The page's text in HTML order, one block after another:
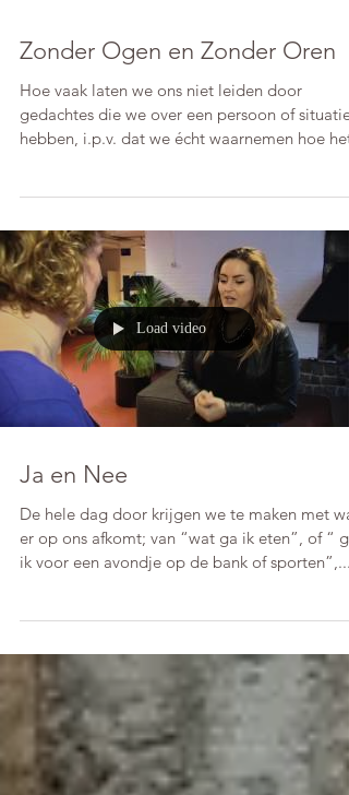
Zonder Ogen en Zonder Oren
Hoe vaak laten we ons niet leiden door
gedachtes die we over een persoon of situatie
voor...
Load video
Ja en Nee
De hele dag door krijgen we te maken met wat
er op ons afkomt; van “wat ga ik eten”, of “ ga